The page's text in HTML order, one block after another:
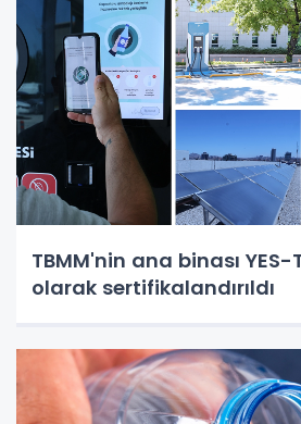
TBMM'nin ana binası
olarak sertifikalandırıldı